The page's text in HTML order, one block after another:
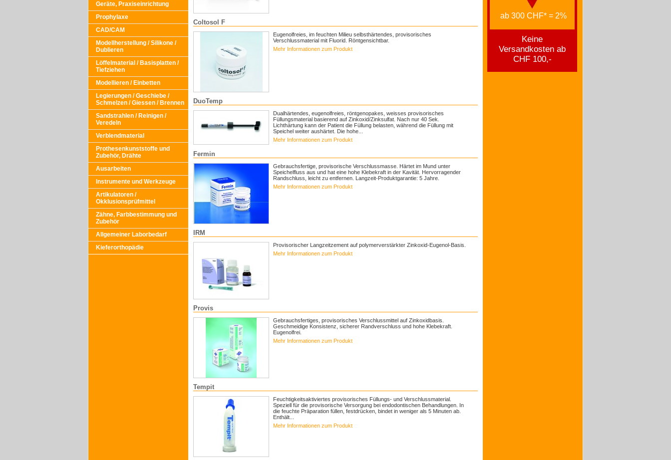
Geräte, Praxiseinrichtung
Prophylaxe
CAD/CAM
Modellherstellung / Silikone /
Dublieren
Löffelmaterial / Basisplatten /
Tiefziehen
Modellieren / Einbetten
Legierungen / Geschiebe /
Schmelzen / Giessen / Brennen
Sandstrahlen / Reinigen /
Veredeln
Verblendmaterial
Prothesenkunststoffe und
Zubehör, Drähte
Ausarbeiten
Instrumente und Werkzeuge
Artikulatoren /
Okklusionsprüfmittel
Zähne, Farbbestimmung und
Zubehör
Allgemeiner Laborbedarf
Kieferorthopädie
Coltosol F
Eugenolfreies, im feuchten Milieu selbsthärtendes, provisorisches
Verschlussmaterial mit Fluorid. Röntgensichtbar.
Mehr Informationen zum Produkt
DuoTemp
Dualhärtendes, eugenolfreies, röntgenopakes, weisses provisorisches
Füllungsmaterial basierend auf Zinkoxid/Zinksulfat. Nach nur 40 Sek.
Lichthärtung kann der Patient die Füllung belasten, während die Füllung mit
Speichel weiter aushärtet. Die hohe...
Mehr Informationen zum Produkt
Fermin
Gebrauchsfertige, provisorische Verschlussmasse. Härtet im Mund unter
Speichelfluss aus und hat eine hohe Klebekraft in der Kavität. Hervorragender
Randschluss, leicht zu entfernen. Langzeit-Produktgarantie: 5 Jahre.
Mehr Informationen zum Produkt
IRM
Provisorischer Langzeitzement auf polymerverstärkter Zinkoxid-Eugenol-Basis.
Mehr Informationen zum Produkt
Provis
Gebrauchsfertiges, provisorisches Verschlussmittel auf Zinkoxidbasis.
Geschmeidige Konsistenz, sicherer Randverschluss und hohe Klebekraft.
Eugenolfrei.
Mehr Informationen zum Produkt
Tempit
Feuchtigkeitsaktiviertes provisorisches Füllungs- und Verschlussmaterial.
Speziell für die provisorische Versorgung bei endodontischen Behandlungen. In
die feuchte Präparation füllen, festdrücken, bindet in weniger als 5 Minuten ab.
Enthält...
Mehr Informationen zum Produkt
ab 300 CHF* = 2%
Keine
Versandkosten ab
CHF 100,-